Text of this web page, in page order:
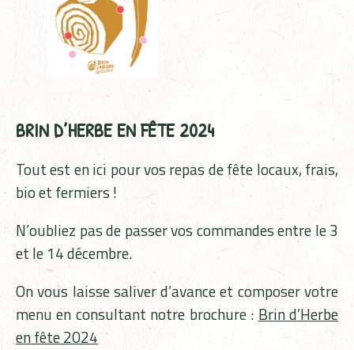
BRIN D’HERBE EN FÊTE 2024
Tout est en ici pour vos repas de fête locaux, frais,
bio et fermiers !
N’oubliez pas de passer vos commandes entre le 3
et le 14 décembre.
On vous laisse saliver d’avance et composer votre
menu en consultant notre brochure : Brin d’Herbe
en fête 2024